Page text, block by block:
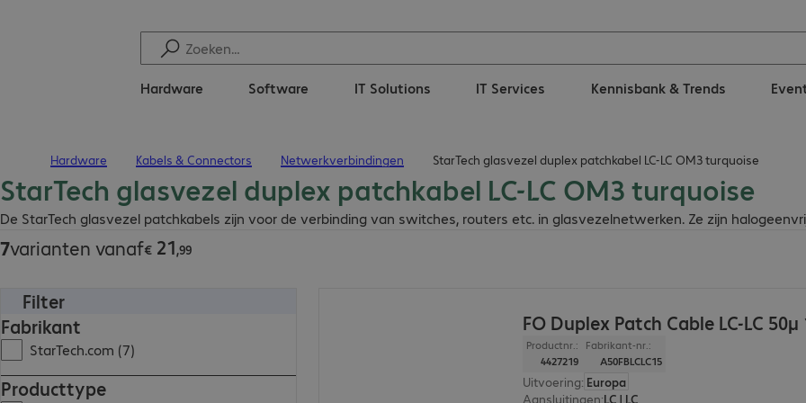
Hardware Software IT Solutions IT Services Kennisbank & Trends
Hardware Kabels & Connectors Netwerkverbindingen StarTech glasvezel duplex patchkabel LC-LC OM3 turquoise
StarTech glasvezel duplex patchkabel LC-LC OM3 turquoise
De StarTech glasvezel patchkabels zijn voor de verbinding van switches, routers etc. in glasvezelnetwerken. Ze zijn
7varianten vanaf€ 21,99
€ 21,99
Filter
Fabrikant
StarTech.com (7)
Producttype
FO Duplex Patch Cable LC-LC 50µ
Productnr.:
4427219
Fabrikant-nr.:
A50FBLCLC15
Uitvoering: Europa
Aansluitingen:LC | LC